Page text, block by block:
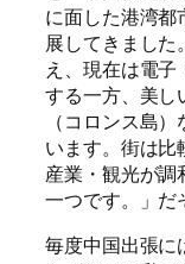
に面した港湾都
展してきまし
え、現在は電子
する一方、美し
（コロンス島
います。街は比
産業・観光が
一つです。」だ
毎度中国出張に